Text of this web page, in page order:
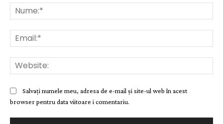
Salvați numele meu, adresa de e-mail și site-ul web în acest
browser pentru data viitoare i comentariu.